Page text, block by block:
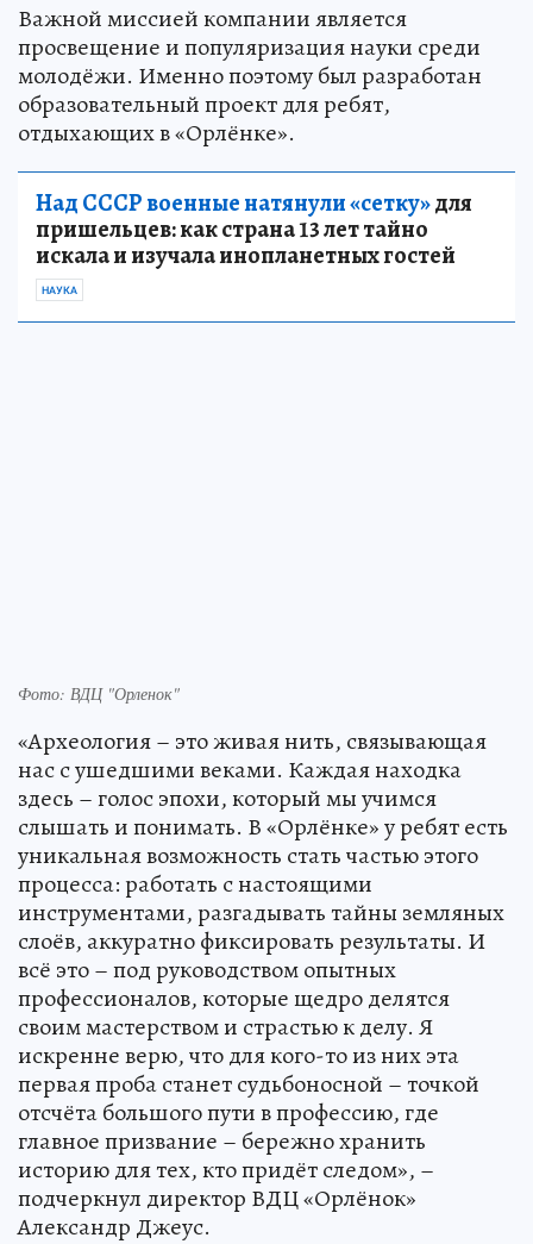
Важной миссией компании является
просвещение и популяризация науки среди
молодёжи. Именно поэтому был разработан
образовательный проект для ребят,
отдыхающих в «Орлёнке».
Над СССР военные натянули «сетку»для
пришельцев: как страна 13 лет тайно
искала и изучала инопланетных гостей
НАУКА
Фото: ВДЦ "Орленок"
«Археология – это живая нить, связывающая
нас с ушедшими веками. Каждая находка
здесь – голос эпохи, который мы учимся
слышать и понимать. В «Орлёнке» у ребят есть
уникальная возможность стать частью этого
процесса: работать с настоящими
инструментами, разгадывать тайны земляных
слоёв, аккуратно фиксировать результаты. И
всё это – под руководством опытных
профессионалов, которые щедро делятся
своим мастерством и страстью к делу. Я
искренне верю, что для кого-то из них эта
первая проба станет судьбоносной – точкой
отсчёта большого пути в профессию, где
главное призвание – бережно хранить
историю для тех, кто придёт следом», –
подчеркнул директор ВДЦ «Орлёнок»
Александр Джеус.